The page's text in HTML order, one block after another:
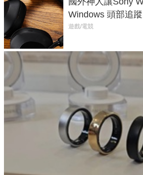
Windows 頭部追
飛行超有感
遊戲/電競